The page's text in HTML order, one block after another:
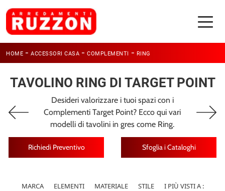
HOME - ACCESSORI CASA - COMPLEMENTI - RING
TAVOLINO RING DI TARGET POINT
Desideri valorizzare i tuoi spazi con i
Complementi Target Point? Ecco qui vari
modelli di tavolini in gres come Ring.
Richiedi Preventivo Sfoglia i Cataloghi
MARCA ELEMENTI MATERIALE STILE I PIÙ VISTI A :